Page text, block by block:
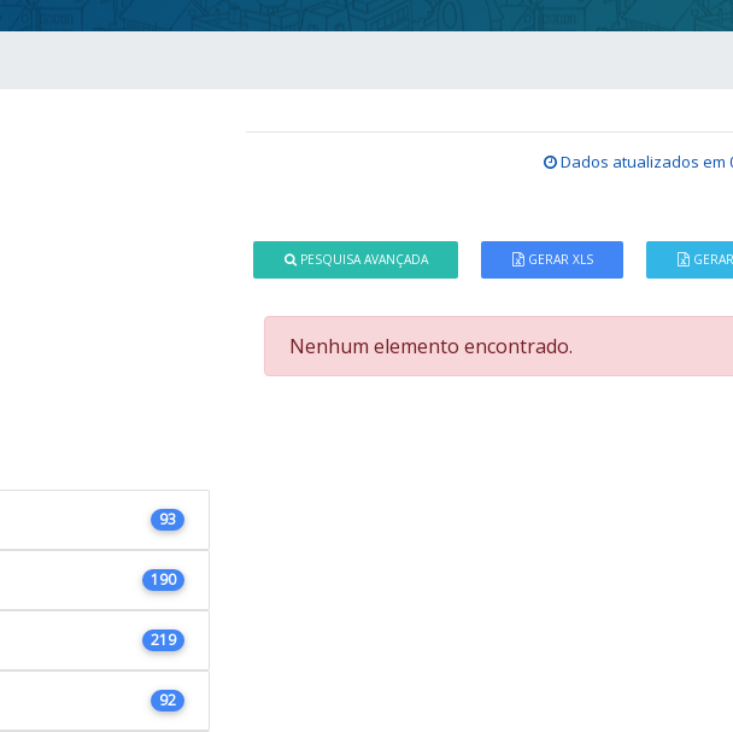
93
190
219
92
Dados atualizados em
PESQUISA AVANÇADA GERAR XLS
Nenhum elemento encontrado.